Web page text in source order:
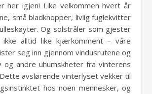
her igjen! Like velkommen hvert år
små bladknopper, livlig fuglekvitter
Og solstråler som gjester
alltid like kjærkomment – våre
seg inn gjennom vindusrutene og
og andre uhumskheter fra vinterens
avslørende vinterlyset vekker til
hos noen mennesker, og